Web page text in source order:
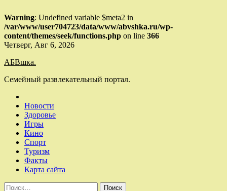
Warning: Undefined variable $meta2 in
/var/www/user704723/data/www/abvshka.ru/wp-
content/themes/seek/functions.php on line 366
Skip
content
Четверг, Авг 6, 2026
АБВшка.
Семейный развлекательный портал.
Новости
Здоровье
Игры
Кино
Спорт
Туризм
Факты
Карта сайта
Найти: